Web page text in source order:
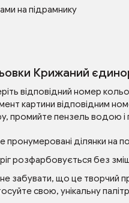
на підрамнику
Крижаний
відповідний номер
картини відповідним
промийте пензель водою і
пронумеровані ділянки на
розфарбовується без
забувати, що це творчий
свою, унікальну